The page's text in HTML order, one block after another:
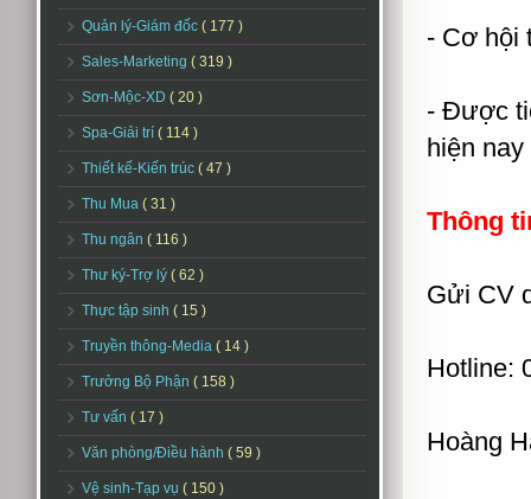
Quản lý-Giám đốc ( 177 )
Sales-Marketing ( 319 )
Sơn-Mộc-XD ( 20 )
Spa-Giải trí ( 114 )
Thiết kế-Kiến trúc ( 47 )
Thu Mua ( 31 )
Thu ngân ( 116 )
Thư ký-Trợ lý ( 62 )
Thực tập sinh ( 15 )
Truyền thông-Media ( 14 )
Trưởng Bộ Phận ( 158 )
Tư vấn ( 17 )
Văn phòng/Điều hành ( 59 )
Vệ sinh-Tạp vụ ( 150 )
- Cơ hội
- Được
hiện nay
Thông
Gửi CV
Hotline:
Hoàng